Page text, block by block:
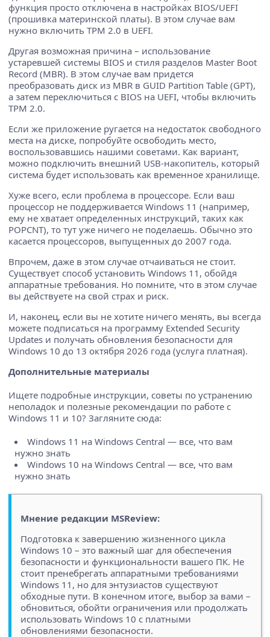
функция просто отключена в настройках BIOS/UEFI
(прошивка материнской платы). В этом случае вам
нужно включить TPM 2.0 в UEFI.
Другая возможная причина – использование
устаревшей системы BIOS и стиля разделов Master Boot
Record (MBR). В этом случае вам придется
преобразовать диск из MBR в GUID Partition Table (GPT),
а затем переключиться с BIOS на UEFI, чтобы включить
TPM 2.0.
Если же приложение ругается на недостаток свободного
места на диске, попробуйте освободить место,
воспользовавшись нашими советами. Как вариант,
можно подключить внешний USB-накопитель, который
система будет использовать как временное хранилище.
Хуже всего, если проблема в процессоре. Если ваш
процессор не поддерживается Windows 11 (например,
ему не хватает определенных инструкций, таких как
POPCNT), то тут уже ничего не поделаешь. Обычно это
касается процессоров, выпущенных до 2007 года.
Впрочем, даже в этом случае отчаиваться не стоит.
Существует способ установить Windows 11, обойдя
аппаратные требования. Но помните, что в этом случае
вы действуете на свой страх и риск.
И, наконец, если вы не хотите ничего менять, вы всегда
можете подписаться на программу Extended Security
Updates и получать обновления безопасности для
Windows 10 до 13 октября 2026 года (услуга платная).
Дополнительные материалы
Ищете подробные инструкции, советы по устранению
неполадок и полезные рекомендации по работе с
Windows 11 и 10? Загляните сюда:
Windows 11 на Windows Central — все, что вам
нужно знать
Windows 10 на Windows Central — все, что вам
нужно знать
Мнение редакции MSReview:
Подготовка к завершению жизненного цикла
Windows 10 – это важный шаг для обеспечения
безопасности и функциональности вашего ПК. Не
стоит пренебрегать аппаратными требованиями
Windows 11, но для энтузиастов существуют
обходные пути. В конечном итоге, выбор за вами –
обновиться, обойти ограничения или продолжать
использовать Windows 10 с платными
обновлениями безопасности.